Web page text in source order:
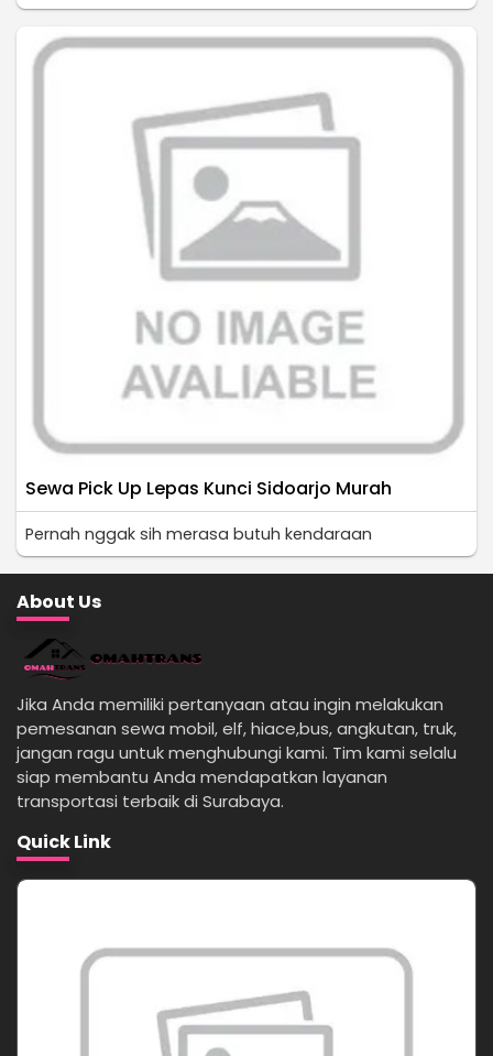
Sewa Pick Up Lepas Kunci Sidoarjo Murah
Pernah nggak sih merasa butuh kendaraan
About Us
Jika Anda memiliki pertanyaan atau ingin melakukan
pemesanan sewa mobil, elf, hiace,bus, angkutan, truk,
jangan ragu untuk menghubungi kami. Tim kami selalu
siap membantu Anda mendapatkan layanan
transportasi terbaik di Surabaya.
Quick Link